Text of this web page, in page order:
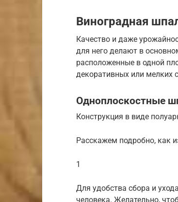
Виноградная
Качество и даже
для него делают в
расположенные в одной
декоративных или мелких
Одноплоскостные
Конструкция в виде
Расскажем подробно, как
1
Для удобства сбора и
человека. Желательно,